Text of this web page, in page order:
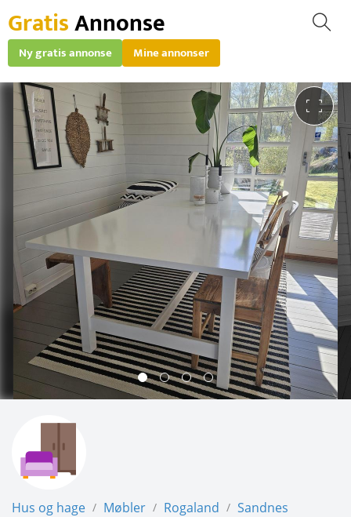
GratisAnnonse
Ny gratis annonse Mine annonser
Hus og hage / Møbler / Rogaland / Sandnes